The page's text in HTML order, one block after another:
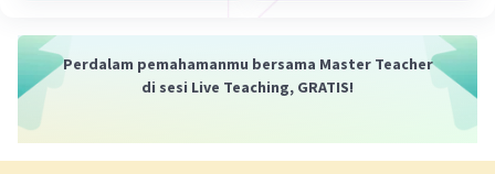
1. **Sel**: Sel adalah unit dasar kehidupan. Organisme
dimulai dari satu sel atau kumpulan sel.
Perdalam pemahamanmu bersama Master Teacher
di sesi Live Teaching, GRATIS!